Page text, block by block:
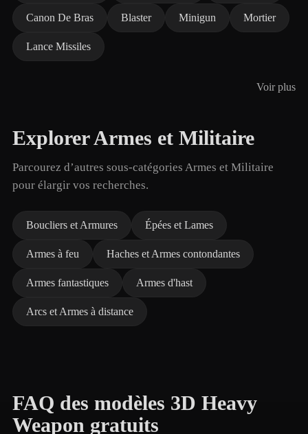
Canon De Bras Blaster Minigun Mortier
Lance Missiles
Voir plus
Explorer Armes et Militaire
Parcourez d’autres sous-catégories Armes et Militaire
pour élargir vos recherches.
Boucliers et Armures Épées et Lames
Armes à feu Haches et Armes contondantes
Armes fantastiques Armes d'hast
Arcs et Armes à distance
FAQ des modèles 3D Heavy
Weapon gratuits